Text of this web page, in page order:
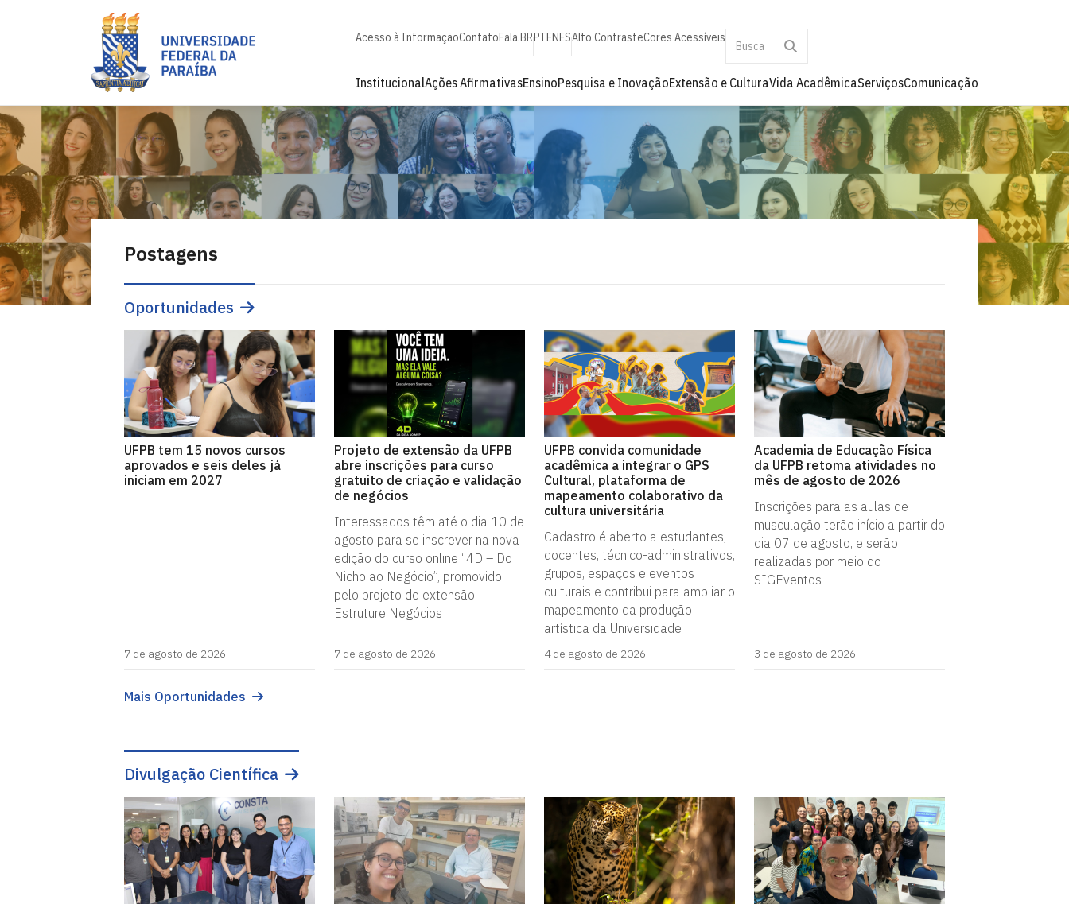
Acesso à InformaçãoContatoFala.BRPTENESAlto ContrasteCores Acessíveis
InstitucionalAções AfirmativasEnsinoPesquisa e InovaçãoExtensão e CulturaVida AcadêmicaServiçosComunicação
Postagens
Oportunidades
UFPB tem 15 novos cursos
aprovados e seis deles já
iniciam em 2027
7 de agosto de 2026
Projeto de extensão da UFPB
abre inscrições para curso
gratuito de criação e validação
de negócios
Interessados têm até o dia 10 de
agosto para se inscrever na nova
edição do curso online “4D – Do
Nicho ao Negócio”, promovido
pelo projeto de extensão
Estruture Negócios
7 de agosto de 2026
UFPB convida comunidade
acadêmica a integrar o GPS
Cultural, plataforma de
mapeamento colaborativo da
cultura universitária
Cadastro é aberto a estudantes,
docentes, técnico-administrativos,
grupos, espaços e eventos
culturais e contribui para ampliar o
mapeamento da produção
artística da Universidade
4 de agosto de 2026
Academia de Educação Física
da UFPB retoma atividades no
mês de agosto de 2026
Inscrições para as aulas de
musculação terão início a partir do
dia 07 de agosto, e serão
realizadas por meio do
SIGEventos
3 de agosto de 2026
Mais Oportunidades
Divulgação Científica